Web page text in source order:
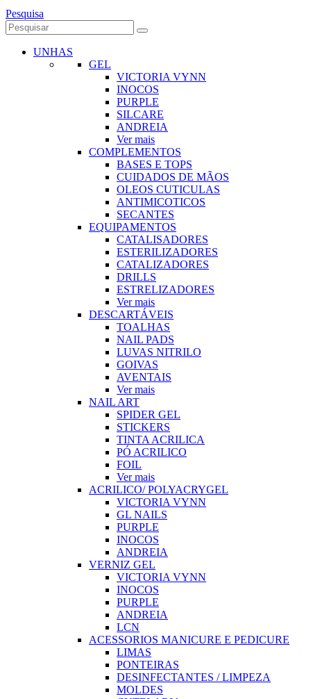
Pesquisa
UNHAS
GEL
VICTORIA VYNN
INOCOS
PURPLE
SILCARE
ANDREIA
Ver mais
COMPLEMENTOS
BASES E TOPS
CUIDADOS DE MÃOS
OLEOS CUTICULAS
ANTIMICOTICOS
SECANTES
EQUIPAMENTOS
CATALISADORES
ESTERILIZADORES
CATALIZADORES
DRILLS
ESTRELIZADORES
Ver mais
DESCARTÁVEIS
TOALHAS
NAIL PADS
LUVAS NITRILO
GOIVAS
AVENTAIS
Ver mais
NAIL ART
SPIDER GEL
STICKERS
TINTA ACRILICA
PÓ ACRILICO
FOIL
Ver mais
ACRILICO/ POLYACRYGEL
VICTORIA VYNN
GL NAILS
PURPLE
INOCOS
ANDREIA
VERNIZ GEL
VICTORIA VYNN
INOCOS
PURPLE
ANDREIA
LCN
ACESSORIOS MANICURE E PEDICURE
LIMAS
PONTEIRAS
DESINFECTANTES / LIMPEZA
MOLDES